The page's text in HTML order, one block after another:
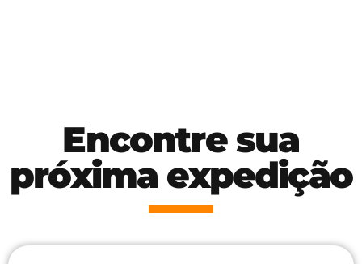
Encontre sua
próxima expedição